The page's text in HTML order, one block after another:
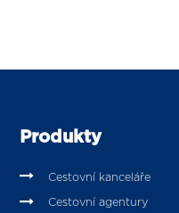
Produkty
Cestovní kanceláře
Cestovní agentury